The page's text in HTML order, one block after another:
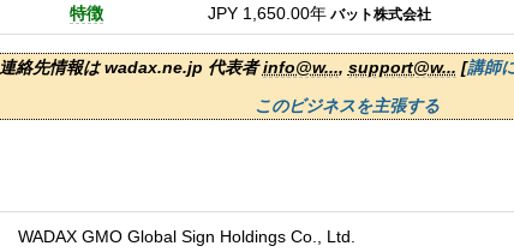
特徴 JPY 1,650.00年 バット株式会社
連絡先情報は wadax.ne.jp 代表者info@w..., support@w... [講師
このビジネスを主張する
WADAX GMO Global Sign Holdings Co., Ltd.